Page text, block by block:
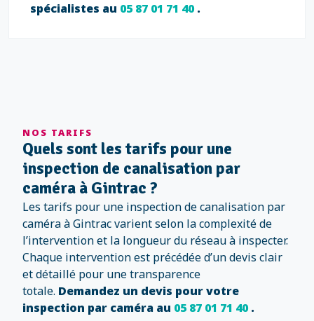
spécialistes au 05 87 01 71 40.
NOS TARIFS
Quels sont les tarifs pour une
inspection de canalisation par
caméra à Gintrac ?
Les tarifs pour une inspection de canalisation par
caméra à Gintrac varient selon la complexité de
l’intervention et la longueur du réseau à inspecter.
Chaque intervention est précédée d’un devis clair
et détaillé pour une transparence
totale. Demandez un devis pour votre
inspection par caméra au 05 87 01 71 40.